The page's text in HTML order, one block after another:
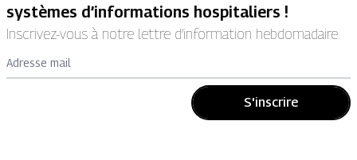
systèmes d’informations hospitaliers !
Inscrivez-vous à notre lettre d’information hebdomadaire.
Adresse mail
S'inscrire